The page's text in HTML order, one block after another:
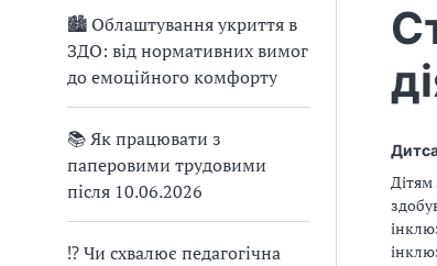
🏙 Облаштування укриття в
ЗДО: від нормативних вимог
до емоційного комфорту
📚 Як працювати з
паперовими трудовими
після 10.06.2026
⁉ Чи схвалює педагогічна
Дітям